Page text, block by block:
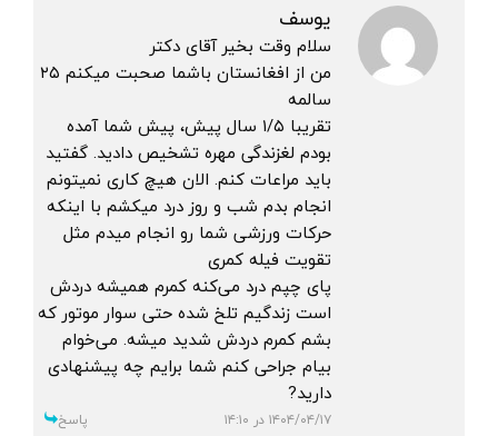
یوسف
سلام وقت بخیر آقای دکتر
من از افغانستان باشما صحبت میکنم ۲۵
سالمه
تقریبا ۱/۵ سال پیش، پیش شما آمده
بودم لغزندگی مهره تشخیص دادید. گفتید
باید مراعات کنم. الان هیچ کاری نمیتونم
انجام بدم شب و روز درد میکشم با اینکه
حرکات ورزشی شما رو انجام میدم مثل
تقویت فیله کمری
پای چپم درد می‌کنه کمرم همیشه دردش
است زندگیم تلخ شده حتی سوار موتور که
بشم کمرم دردش شدید میشه. می‌خوام
بیام جراحی کنم شما برایم چه پیشنهادی
دارید?
۱۴۰۴/۰۴/۱۷ در ۱۴:۱۰ پاسخ